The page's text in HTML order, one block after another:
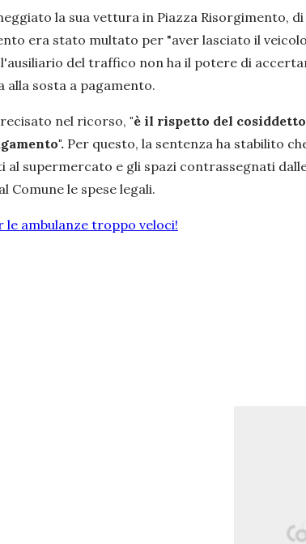
la sua vettura in Piazza Risorgimento,
era stato multato per "aver lasciato il
del traffico non ha il potere di
alla sosta a pagamento.
nel ricorso, "è il rispetto del
". Per questo, la sentenza ha stabilito
al supermercato e gli spazi contrassegnati
Comune le spese legali.
ambulanze troppo veloci!